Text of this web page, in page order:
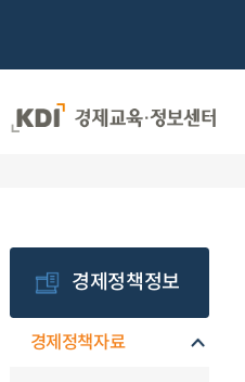
경제정책정보
경제정책자료